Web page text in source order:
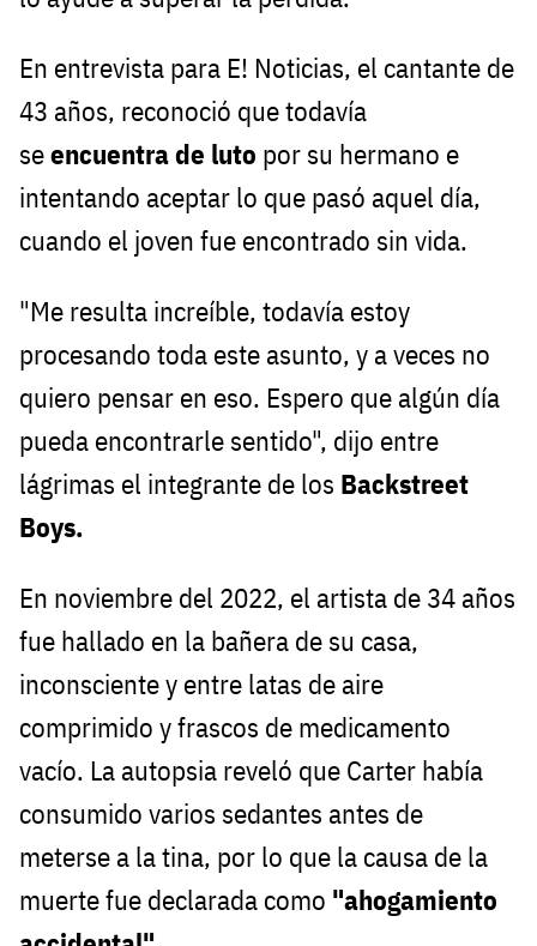
En entrevista para E! Noticias, el cantante de
43 años, reconoció que todavía
seencuentra de luto por su hermano e
intentando aceptar lo que pasó aquel día,
cuando el joven fue encontrado sin vida.
"Me resulta increíble, todavía estoy
procesando toda este asunto, y a veces no
quiero pensar en eso. Espero que algún día
pueda encontrarle sentido", dijo entre
lágrimas el integrante de los Backstreet
Boys.
En noviembre del 2022, el artista de 34 años
fue hallado en la bañera de su casa,
inconsciente y entre latas de aire
comprimido y frascos de medicamento
vacío. La autopsia reveló que Carter había
consumido varios sedantes antes de
meterse a la tina, por lo que la causa de la
muerte fue declarada como "ahogamiento